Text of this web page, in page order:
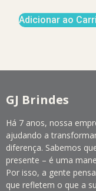
Adicionar ao
GJ Brindes
Há 7 anos, nossa
ajudando a
diferença. Sabemos
presente – é uma
Por isso, a gente
que refletem o que a